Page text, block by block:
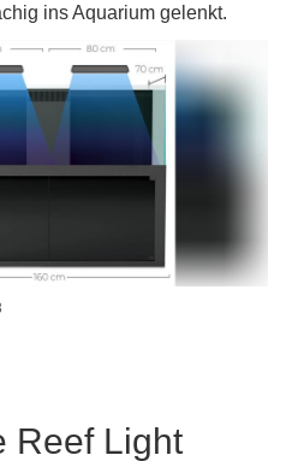
ins Aquarium gelenkt.
Reef Light